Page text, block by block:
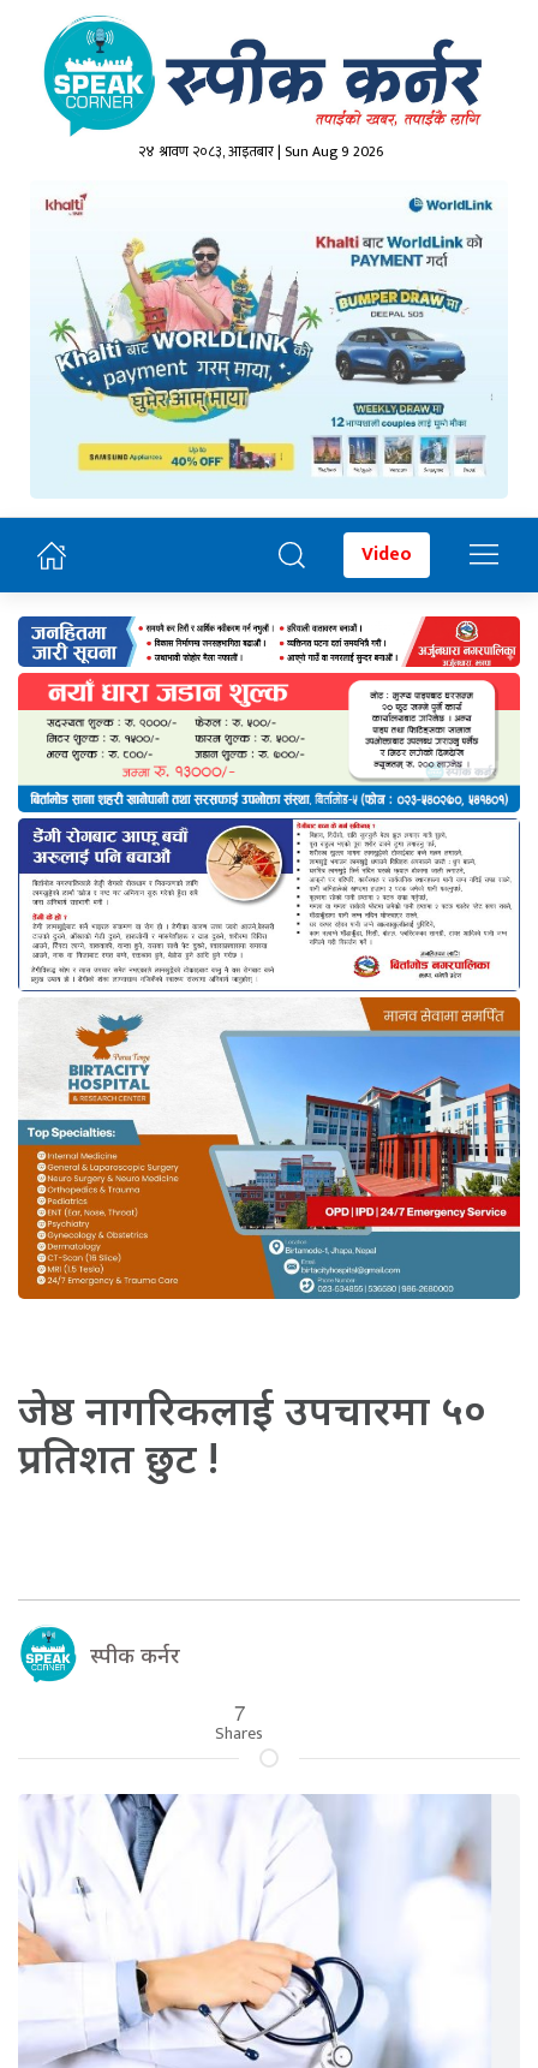
२४ श्रावण २०८३, आइतबार | Sun Aug 9 2026
Video
जेष्ठ नागरिकलाई उपचारमा ५०
प्रतिशत छुट !
स्पीक कर्नर
7
Shares